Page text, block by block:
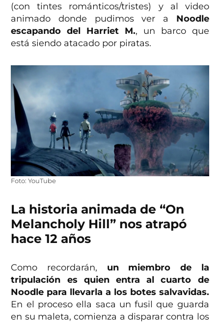
(con tintes románticos/tristes) y al video
animado donde pudimos ver a Noodle
escapando del Harriet M., un barco que
está siendo atacado por piratas.
Foto: YouTube
La historia animada de “On
Melancholy Hill” nos atrapó
hace 12 años
Como recordarán, un miembro de la
tripulación es quien entra al cuarto de
Noodle para llevarla a los botes salvavidas.
En el proceso ella saca un fusil que guarda
en su maleta, comienza a disparar contra los